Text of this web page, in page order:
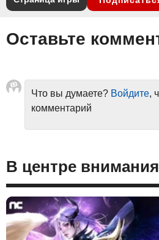
Оставьте
Что вы думаете? Войдите,
комментарий
В центре внимания